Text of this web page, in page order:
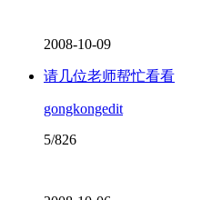
2008-10-09
请几位老师帮忙看看
gongkongedit
5/826